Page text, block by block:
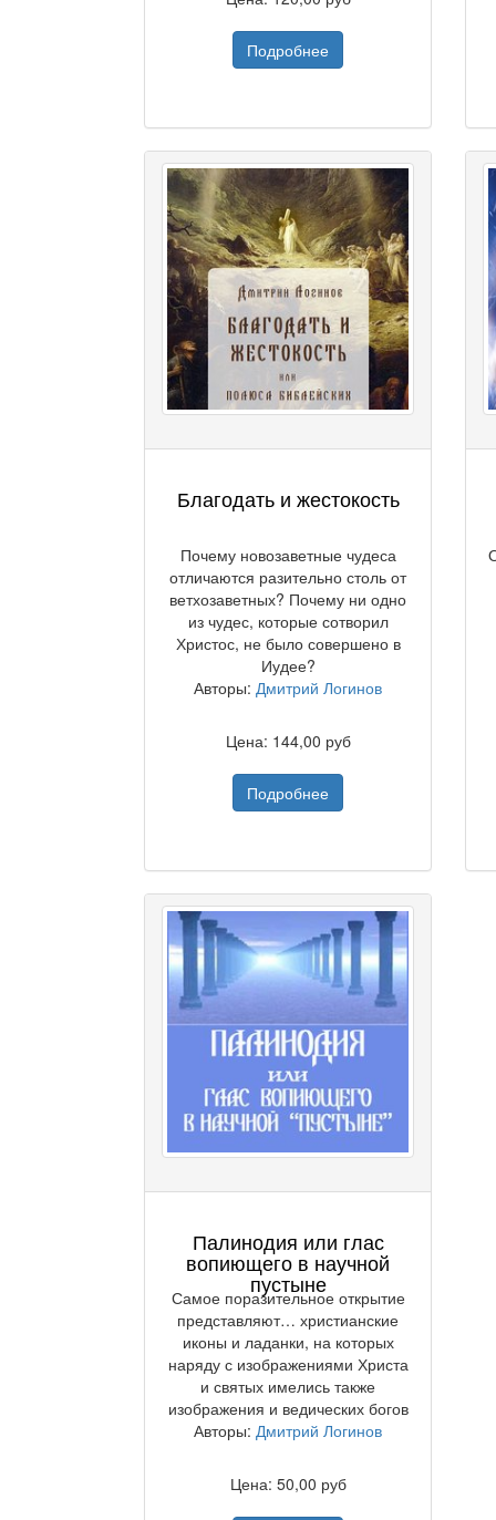
Подробнее
Благодать и жестокость
Почему новозаветные чудеса
отличаются разительно столь от
ветхозаветных? Почему ни одно
из чудес, которые сотворил
Христос, не было совершено в
Иудее?
Авторы: Дмитрий Логинов
Цена: 144,00 руб
Подробнее
Палинодия или глас
вопиющего в научной
пустыне
Самое поразительное открытие
представляют… христианские
иконы и ладанки, на которых
наряду с изображениями Христа
и святых имелись также
изображения и ведических богов
Авторы: Дмитрий Логинов
Цена: 50,00 руб